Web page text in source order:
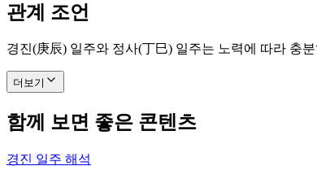
관계 조언
경진(庚辰) 일주와 정사(丁巳) 일주는 노력에 따라 충
더보기
함께 보면 좋은 콘텐츠
경진 일주 해석